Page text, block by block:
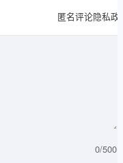
匿名评论隐私政
0/500